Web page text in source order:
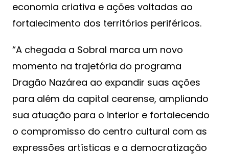
economia criativa e ações voltadas ao
fortalecimento dos territórios periféricos.
“A chegada a Sobral marca um novo
momento na trajetória do programa
Dragão Nazárea ao expandir suas ações
para além da capital cearense, ampliando
sua atuação para o interior e fortalecendo
o compromisso do centro cultural com as
expressões artísticas e a democratização